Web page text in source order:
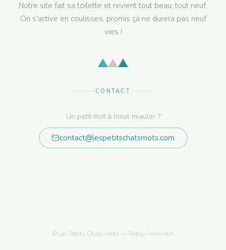
Notre site fait sa toilette et revient tout beau, tout neuf.
On s'active en coulisses, promis ça ne durera pas neuf
vies !
CONTACT
Un petit mot à nous miauler ?
contact@lespetitschatsmots.com
© Les Petits Chats-Mots — Retour imminent